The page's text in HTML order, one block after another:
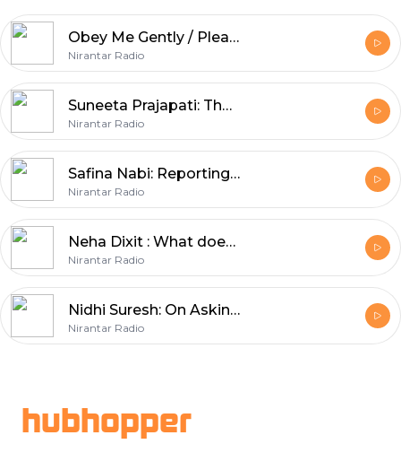
Obey Me Gently / Pleasure, Consent and Sexual Freedom
Nirantar Radio
Suneeta Prajapati: The Joys of Reporting Crime
Nirantar Radio
Safina Nabi: Reporting Outside the Newsroom
Nirantar Radio
Neha Dixit : What does crime reporting tell you about society?
Nirantar Radio
Nidhi Suresh: On Asking Slow and Quiet Questions
Nirantar Radio
hubhopper